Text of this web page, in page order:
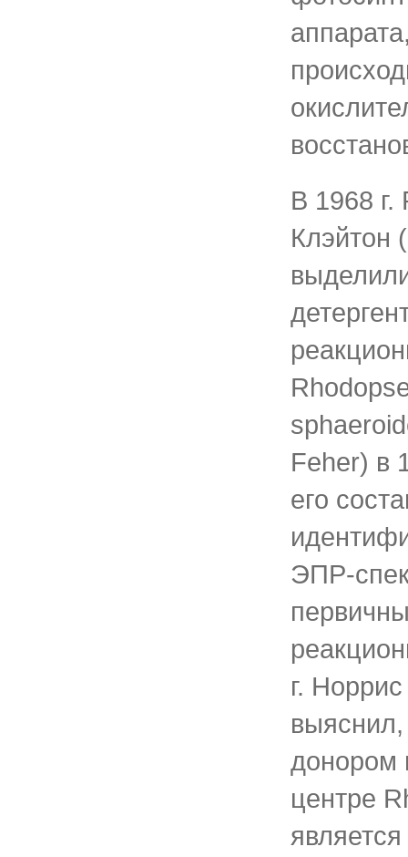
В 1968
Клэйтон
Feher) в
его
ЭПР-
г.
донором
центре